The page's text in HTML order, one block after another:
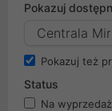
Pokazuj
Pokazuj też
Status
Na